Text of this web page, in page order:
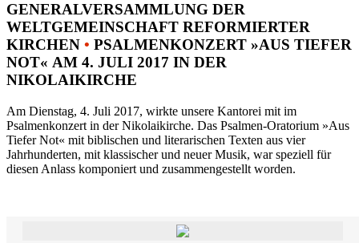
GENERALVERSAMMLUNG DER
WELTGEMEINSCHAFT REFORMIERTER
KIRCHEN • PSALMENKONZERT »AUS TIEFER
NOT« AM 4. JULI 2017 IN DER
NIKOLAIKIRCHE
Am Dienstag, 4. Juli 2017, wirkte unsere Kantorei mit im
Psalmenkonzert in der Nikolaikirche. Das Psalmen-Oratorium »Aus
Tiefer Not« mit biblischen und literarischen Texten aus vier
Jahrhunderten, mit klassischer und neuer Musik, war speziell für
diesen Anlass komponiert und zusammengestellt worden.